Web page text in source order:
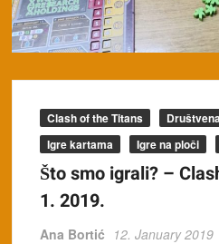
Clash of the Titans
Igre kartama
Igre na ploči
Što smo igrali? –
1. 2019.
Ana Bortić 12. January 2019